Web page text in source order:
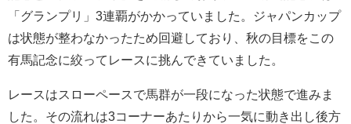
「グランプリ」3連覇がかかっていました。ジャパンカップ
は状態が整わなかったため回避しており、秋の目標をこの
有馬記念に絞ってレースに挑んできていました。
レースはスローペースで馬群が一段になった状態で進みま
した。その流れは3コーナーあたりから一気に動き出し後方